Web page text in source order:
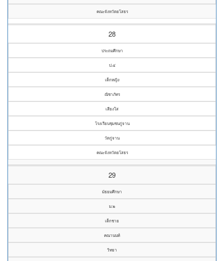
คณะจังหวัดยโสธร
28
ประถมศึกษา
ป.๔
เด็กหญิง
ณิชาภัทร
เสียงใส
โรงเรียนชุมชนกู่จาน
วัดกู่จาน
คณะจังหวัดยโสธร
29
มัธยมศึกษา
ม.๒
เด็กชาย
คณานนท์
วิทยา